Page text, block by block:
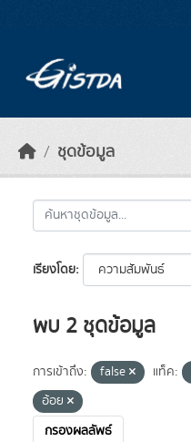
ชุดข้อมูล
เรียงโดย
พบ 2 ชุดข้อมูล
การเข้าถึง: false แท็ค:
อ้อย
กรองผลลัพธ์